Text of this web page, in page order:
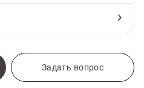
Задать вопрос